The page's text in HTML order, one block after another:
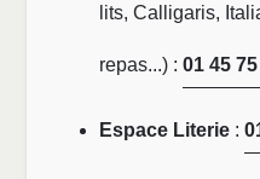
lits, Calligaris,
repas...) : 01 45
Espace Literie :